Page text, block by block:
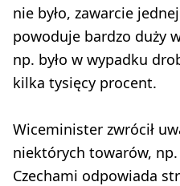
nie było, zawarcie
powoduje bardzo duży
np. było w wypadku
kilka tysięcy procent.
Wiceminister zwrócił
niektórych towarów,
Czechami odpowiada